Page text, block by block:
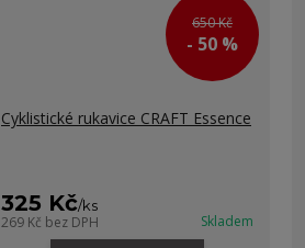
650 Kč
- 50 %
Cyklistické rukavice CRAFT Essence
325 Kč/ks
269 Kč bez DPH Skladem